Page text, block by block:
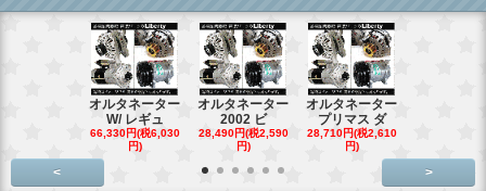
オルタネーター
W/ レギュ
66,330円(税6,030
円)
オルタネーター
2002 ビ
28,490円(税2,590
円)
オルタネーター
プリマス ダ
28,710円(税2,610
円)
< >